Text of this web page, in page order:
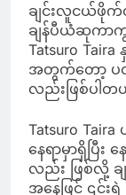
ချင်းလူငယ်ဖိုက်
ချန်ပီယံဆုကာ
Tatsuro Taira
အတွက်တော့ ပ
လည်းဖြစ်ပါတ
Tatsuro
နေရာမှာရှိပြီ
လည်း ဖြစ်လို့ ခ
အနေဖြင့် ၎င်